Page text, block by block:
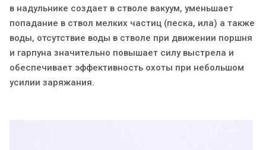
в надульнике создает в стволе вакуум, уменьшает
попадание в ствол мелких частиц (песка, ила) а также
воды, отсутствие воды в стволе при движении поршня
и гарпуна значительно повышает силу выстрела и
обеспечивает эффективность охоты при небольшом
усилии заряжания.